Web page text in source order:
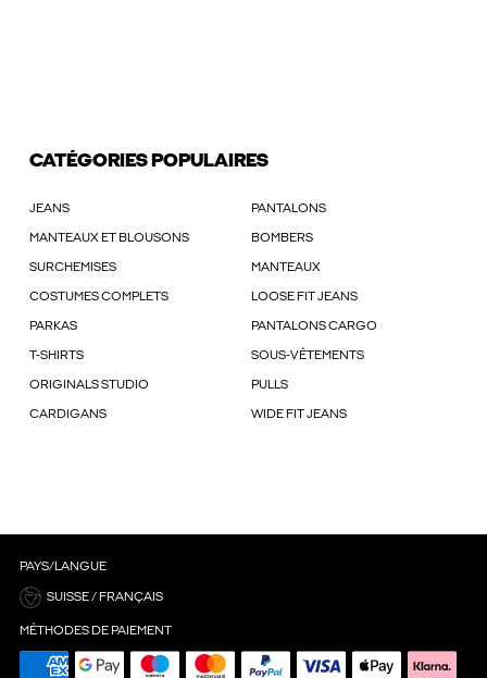
CATÉGORIES POPULAIRES
JEANS PANTALONS
MANTEAUX ET BLOUSONS BOMBERS
SURCHEMISES MANTEAUX
COSTUMES COMPLETS LOOSE FIT JEANS
PARKAS PANTALONS CARGO
T-SHIRTS SOUS-VÊTEMENTS
ORIGINALS STUDIO PULLS
CARDIGANS WIDE FIT JEANS
PAYS/LANGUE
SUISSE / FRANÇAIS
MÉTHODES DE PAIEMENT